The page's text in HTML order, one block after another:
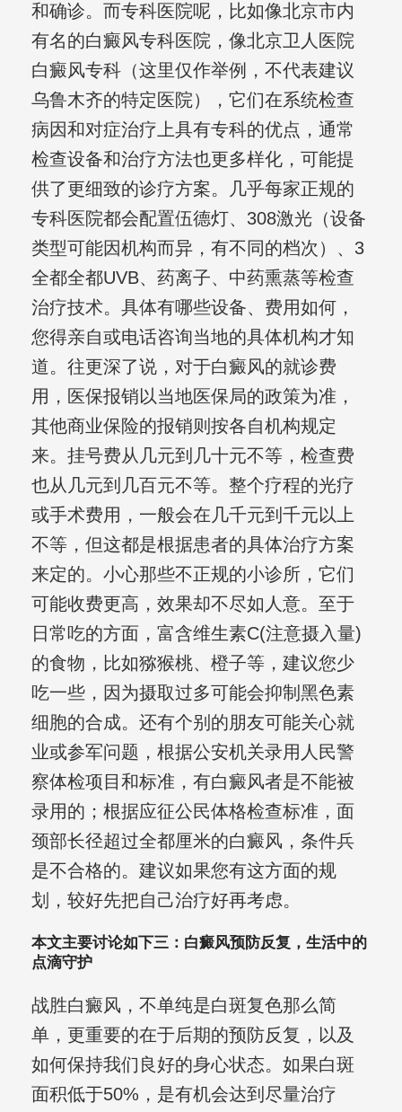
和确诊。而专科医院呢，比如像北京市内
有名的白癜风专科医院，像北京卫人医院
白癜风专科（这里仅作举例，不代表建议
乌鲁木齐的特定医院），它们在系统检查
病因和对症治疗上具有专科的优点，通常
检查设备和治疗方法也更多样化，可能提
供了更细致的诊疗方案。几乎每家正规的
专科医院都会配置伍德灯、308激光（设备
类型可能因机构而异，有不同的档次）、3
全都全都UVB、药离子、中药熏蒸等检查
治疗技术。具体有哪些设备、费用如何，
您得亲自或电话咨询当地的具体机构才知
道。往更深了说，对于白癜风的就诊费
用，医保报销以当地医保局的政策为准，
其他商业保险的报销则按各自机构规定
来。挂号费从几元到几十元不等，检查费
也从几元到几百元不等。整个疗程的光疗
或手术费用，一般会在几千元到千元以上
不等，但这都是根据患者的具体治疗方案
来定的。小心那些不正规的小诊所，它们
可能收费更高，效果却不尽如人意。至于
日常吃的方面，富含维生素C(注意摄入量)
的食物，比如猕猴桃、橙子等，建议您少
吃一些，因为摄取过多可能会抑制黑色素
细胞的合成。还有个别的朋友可能关心就
业或参军问题，根据公安机关录用人民警
察体检项目和标准，有白癜风者是不能被
录用的；根据应征公民体格检查标准，面
颈部长径超过全都厘米的白癜风，条件兵
是不合格的。建议如果您有这方面的规
划，较好先把自己治疗好再考虑。
本文主要讨论如下三：白癜风预防反复，生活中的
点滴守护
战胜白癜风，不单纯是白斑复色那么简
单，更重要的在于后期的预防反复，以及
如何保持我们良好的身心状态。如果白斑
面积低于50%，是有机会达到尽量治疗